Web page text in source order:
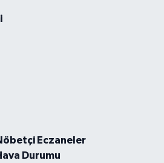
Eczaneler
Durumu